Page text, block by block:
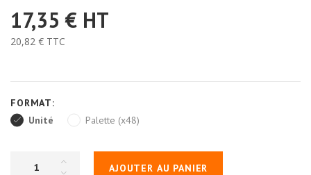
17,35 € HT
20,82 € TTC
FORMAT:
Unité
Palette (x48)
AJOUTER AU PANIER